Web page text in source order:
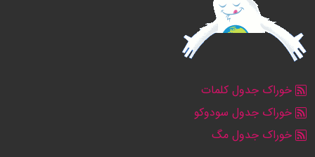
خوراک جدول کلمات
خوراک جدول سودوکو
خوراک جدول مگ